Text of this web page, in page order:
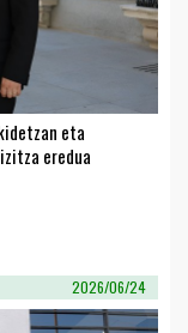
eta
eredua
2026/06/24